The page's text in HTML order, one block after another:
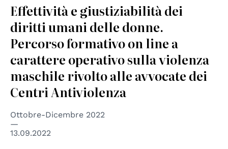
Effettività e giustiziabilità dei
diritti umani delle donne.
Percorso formativo on line a
carattere operativo sulla violenza
maschile rivolto alle avvocate dei
Centri Antiviolenza
Ottobre-Dicembre 2022
13.09.2022